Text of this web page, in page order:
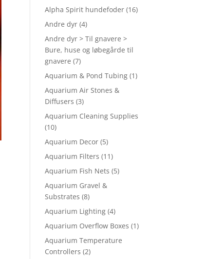
Alpha Spirit hundefoder (16)
Andre dyr (4)
Andre dyr > Til gnavere >
Bure, huse og løbegårde til
gnavere (7)
Aquarium & Pond Tubing (1)
Aquarium Air Stones &
Diffusers (3)
Aquarium Cleaning Supplies
(10)
Aquarium Decor (5)
Aquarium Filters (11)
Aquarium Fish Nets (5)
Aquarium Gravel &
Substrates (8)
Aquarium Lighting (4)
Aquarium Overflow Boxes (1)
Aquarium Temperature
Controllers (2)